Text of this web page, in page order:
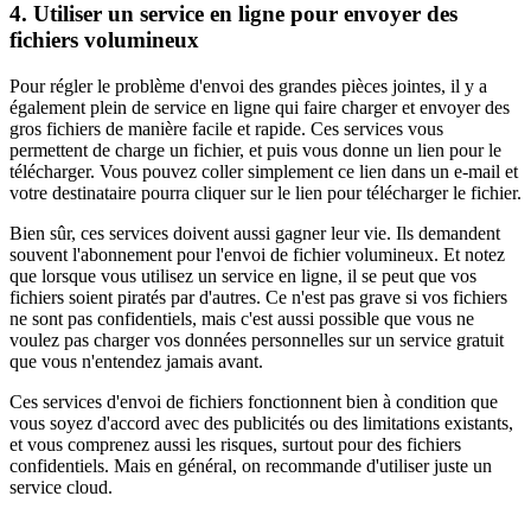
4. Utiliser un service en ligne pour envoyer des
fichiers volumineux
Pour régler le problème d'envoi des grandes pièces jointes, il y a
également plein de service en ligne qui faire charger et envoyer des
gros fichiers de manière facile et rapide. Ces services vous
permettent de charge un fichier, et puis vous donne un lien pour le
télécharger. Vous pouvez coller simplement ce lien dans un e-mail et
votre destinataire pourra cliquer sur le lien pour télécharger le fichier.
Bien sûr, ces services doivent aussi gagner leur vie. Ils demandent
souvent l'abonnement pour l'envoi de fichier volumineux. Et notez
que lorsque vous utilisez un service en ligne, il se peut que vos
fichiers soient piratés par d'autres. Ce n'est pas grave si vos fichiers
ne sont pas confidentiels, mais c'est aussi possible que vous ne
voulez pas charger vos données personnelles sur un service gratuit
que vous n'entendez jamais avant.
Ces services d'envoi de fichiers fonctionnent bien à condition que
vous soyez d'accord avec des publicités ou des limitations existants,
et vous comprenez aussi les risques, surtout pour des fichiers
confidentiels. Mais en général, on recommande d'utiliser juste un
service cloud.